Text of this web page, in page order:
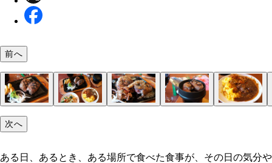
前へ
次へ
ある日、あるとき、ある場所で食べた食事が、その日の気分や